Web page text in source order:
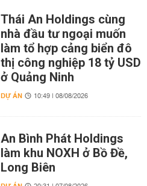
Thái An Holdings cùng
nhà đầu tư ngoại muốn
làm tổ hợp cảng biển đô
thị công nghiệp 18 tỷ USD
ở Quảng Ninh
DỰ ÁN 10:49 | 08/08/2026
An Bình Phát Holdings
làm khu NOXH ở Bồ Đề,
Long Biên